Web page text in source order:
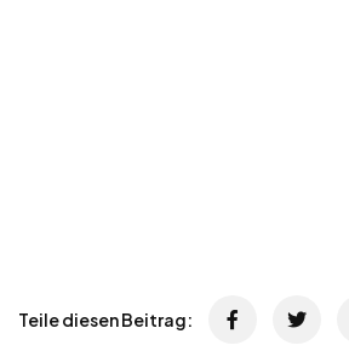
Teile diesen Beitrag: